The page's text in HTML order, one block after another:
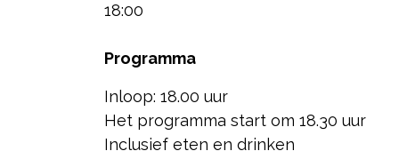
18:00
Programma
Inloop: 18.00 uur
Het programma start om 18.30 uur
Inclusief eten en drinken